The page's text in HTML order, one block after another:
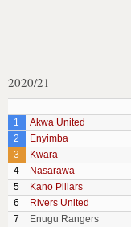
2020/21
1
Akwa United
2
Enyimba
3
Kwara
4
Nasarawa
5
Kano Pillars
6
Rivers United
7
Enugu Rangers